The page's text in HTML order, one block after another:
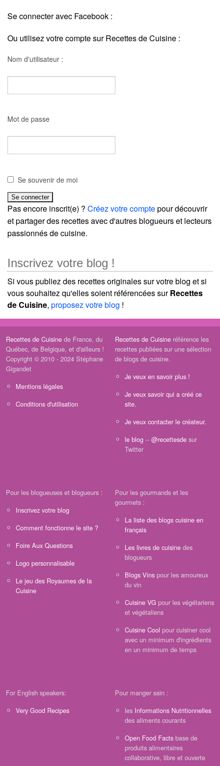
Se connecter avec Facebook :
Ou utilisez votre compte sur Recettes de Cuisine :
Nom d'utilisateur :
Mot de passe
Se souvenir de moi
Pas encore inscrit(e) ? Créez votre comptepour découvrir
et partager des recettes avec d'autres blogueurs et lecteurs
passionnés de cuisine.
Inscrivez votre blog !
Si vous publiez des recettes originales sur votre blog et si
vous souhaitez qu'elles soient référencées surRecettes
de Cuisine, proposez votre blog !
Recettes de Cuisine de France, du
Québec, de Belgique, et d'ailleurs !
Copyright © 2010 - 2024 Stéphane
Gigandet
Mentions légales
Conditions d'utilisation
Recettes de Cuisine référence les
recettes publiées sur une sélection
de blogs de cuisine.
Je veux en savoir plus !
Je veux savoir qui a créé ce
site.
Je veux contacter le créateur.
le blog -- @recettesde sur
Twitter
Pour les blogueuses et blogueurs :
Inscrivez votre blog
Comment fonctionne le site ?
Foire Aux Questions
Logo personnalisable
Le jeu des Royaumes de la
Cuisine
Pour les gourmands et les
gourmets :
La liste des blogs cuisine en
français
Les livres de cuisine des
blogueurs
Blogs Vins pour les amoureux
du vin
Cuisine VG pour les végétariens
et végétaliens
Cuisine Cool pour cuisiner cool
avec un minimum d'ingrédients
en un minimum de temps
For English speakers:
Very Good Recipes
Pour manger sain :
les Informations Nutritionnelles
des aliments courants
Open Food Facts base de
produits alimentaires
collaborative, libre et ouverte